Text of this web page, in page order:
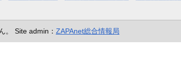
。 Site admin： ZAPAnet総合情報局